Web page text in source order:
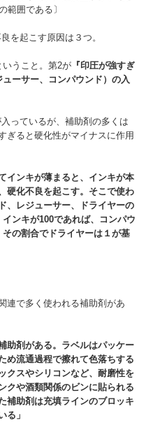
範囲である〕
を起こす原因は３つ。
いうこと。第2が 『印圧が強すぎ
ューサー、コンパウンド）の入
っているが、補助剤の多くは
ぎると硬化性がマイナスに作用
インキが薄まると、インキが本
硬化不良を起こす。そこで使わ
、レジューサー、ドライヤーの
ンキが100であれば、コンパウ
の割合でドライヤーは１が基
連で多く使われる補助剤があ
助剤がある。ラベルはパッケー
め流通過程で擦れて色落ちする
クスやシリコンなど、耐磨性を
クや酒類関係のビンに貼られる
補助剤は充填ラインのブロッキ
る」